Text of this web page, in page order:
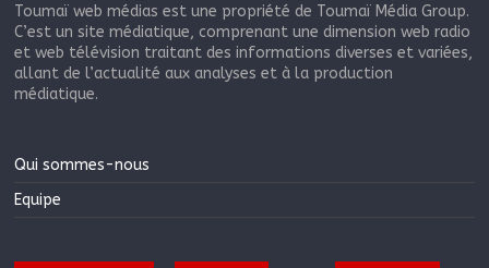
Toumaï web médias est une propriété de Toumaï Média Group.
C’est un site médiatique, comprenant une dimension web radio
et web télévision traitant des informations diverses et variées,
allant de l’actualité aux analyses et à la production
médiatique.
Qui sommes-nous
Equipe